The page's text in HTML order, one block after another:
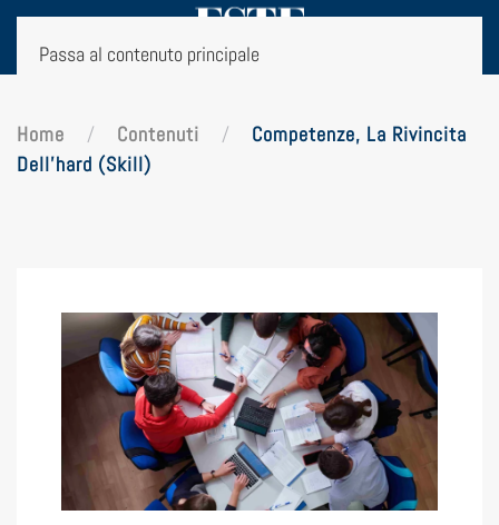
Passa al contenuto principale
Home Contenuti
Competenze, La Rivincita
Dell’hard (skill)